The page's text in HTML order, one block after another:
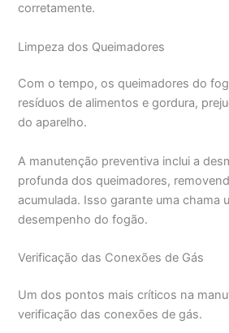
corretamente.
Limpeza dos Queimadores
Com o tempo, os queimadores do
resíduos de alimentos e gordura,
do aparelho.
A manutenção preventiva inclui a
profunda dos queimadores,
acumulada. Isso garante uma chama
desempenho do fogão.
Verificação das Conexões de Gás
Um dos pontos mais críticos na
verificação das conexões de gás.